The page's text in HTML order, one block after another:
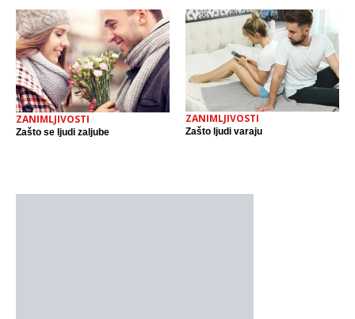
ZANIMLJIVOSTI
Zašto se ljudi zaljube
ZANIMLJIVOSTI
Zašto ljudi varaju